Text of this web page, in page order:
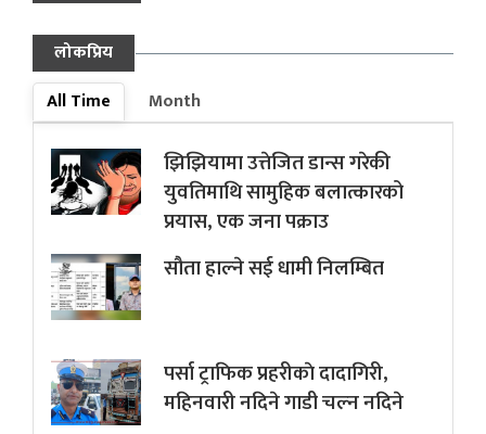
लोकप्रिय
All Time
Month
झिझियामा उत्तेजित डान्स गरेकी
युवतिमाथि सामुहिक बलात्कारको
प्रयास, एक जना पक्राउ
सौता हाल्ने सई धामी निलम्बित
पर्सा ट्राफिक प्रहरीकाे दादागिरी,
महिनवारी नदिने गाडी चल्न नदिने